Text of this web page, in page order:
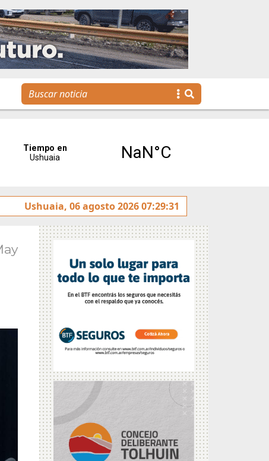
La Escuela Municipal de Emprendedores impulsa la
Ushuaia, 06 agosto 2026 07:29:31